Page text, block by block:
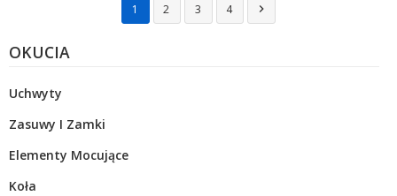
OKUCIA
Uchwyty
Zasuwy I Zamki
Elementy Mocujące
Koła
1 2 3 4 